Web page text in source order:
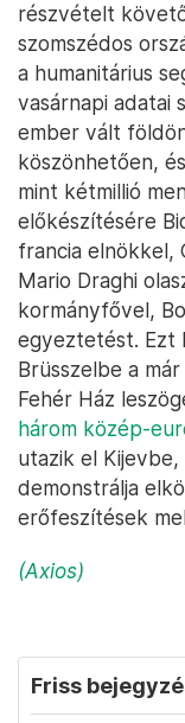
részvételt
szomszédos
a humanitárius
vasárnapi adatai
ember vált
köszönhetően,
mint kétmillió
előkészítésére
francia elnökkel,
Mario Draghi
kormányfővel,
egyeztetést. Ezt
Brüsszelbe a
Fehér Ház
három közép-
utazik el
demonstrálja
erőfeszítések
(Axios)
Friss